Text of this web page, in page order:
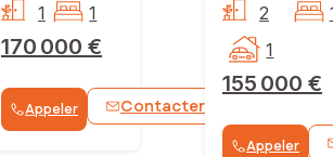
170 000 €
1 1
Appeler Contacter
155 000 €
2
1
Appeler